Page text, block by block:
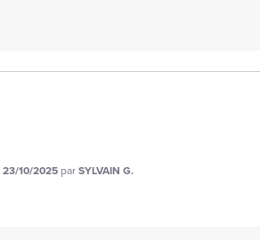
23/10/2025 parSYLVAIN G.